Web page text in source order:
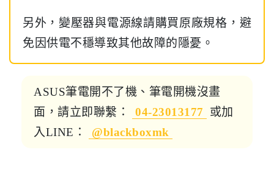
另外，變壓器與電源線請購買原廠規格，避
免因供電不穩導致其他故障的隱憂。
ASUS筆電開不了機、筆電開機沒畫
面，請立即聯繫：
04-23013177
或加
入LINE：
@blackboxmk